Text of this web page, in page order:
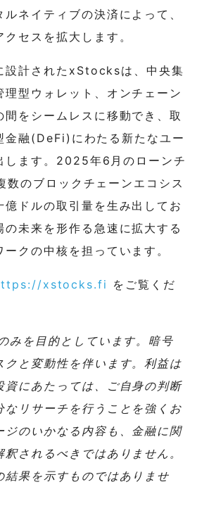
ネイティブの決済によって、
セスを拡大します。
設計されたxStocksは、中央集
理型ウォレット、オンチェーン
間をシームレスに移動でき、取
金融(DeFi)にわたる新たなユー
します。2025年6月のローンチ
のブロックチェーンエコシス
億ドルの取引量を生み出してお
の未来を形作る急速に拡大する
クの中核を担っています。
xstocks.fi をご覧くだ
みを目的としています。暗号
クと変動性を伴います。利益は
資にあたっては、ご自身の判断
なリサーチを行うことを強くお
ジのいかなる内容も、金融に関
されるべきではありません。
結果を示すものではありませ